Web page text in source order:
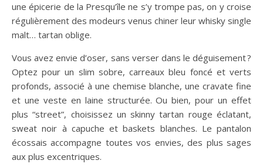
une épicerie de la Presqu’île ne s’y trompe pas, on y croise
régulièrement des modeurs venus chiner leur whisky single
malt… tartan oblige.
Vous avez envie d’oser, sans verser dans le déguisement ?
Optez pour un slim sobre, carreaux bleu foncé et verts
profonds, associé à une chemise blanche, une cravate fine
et une veste en laine structurée. Ou bien, pour un effet
plus “street”, choisissez un skinny tartan rouge éclatant,
sweat noir à capuche et baskets blanches. Le pantalon
écossais accompagne toutes vos envies, des plus sages
aux plus excentriques.